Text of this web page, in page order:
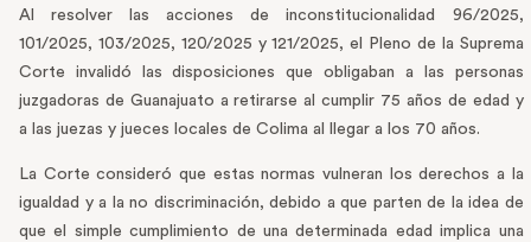
Al resolver las acciones de inconstitucionalidad 96/2025,
101/2025, 103/2025, 120/2025 y 121/2025, el Pleno de la Suprema
Corte invalidó las disposiciones que obligaban a las personas
juzgadoras de Guanajuato a retirarse al cumplir 75 años de edad y
a las juezas y jueces locales de Colima al llegar a los 70 años.
La Corte consideró que estas normas vulneran los derechos a la
igualdad y a la no discriminación, debido a que parten de la idea de
que el simple cumplimiento de una determinada edad implica una